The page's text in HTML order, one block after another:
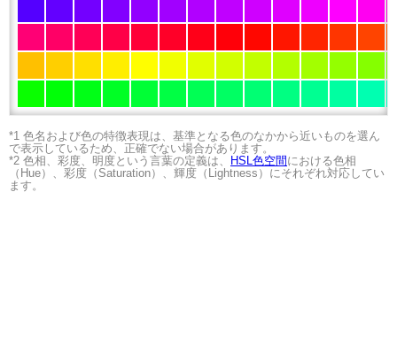
*1 色名および色の特徴表現は、基準となる色のなかから近いものを選ん
で表示しているため、正確でない場合があります。
*2 色相、彩度、明度という言葉の定義は、
HSL色空間 における色相
（Hue）、彩度（Saturation）、輝度（Lightness）にそれぞれ対応してい
ます。